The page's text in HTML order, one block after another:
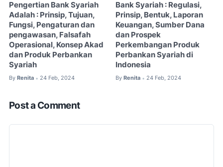
Pengertian Bank Syariah
Adalah : Prinsip, Tujuan,
Fungsi, Pengaturan dan
pengawasan, Falsafah
Operasional, Konsep Akad
dan Produk Perbankan
Syariah
By Renita • 24 Feb, 2024
Bank Syariah : Regulasi,
Prinsip, Bentuk, Laporan
Keuangan, Sumber Dana
dan Prospek
Perkembangan Produk
Perbankan Syariah di
Indonesia
By Renita • 24 Feb, 2024
Post a Comment